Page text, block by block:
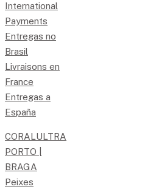
International
Payments
Entregas no
Brasil
Livraisons en
France
Entregas a
España
CORALULTRA
PORTO |
BRAGA
Peixes